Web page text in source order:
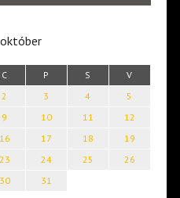
C P S V
2 3 4
5
9 10 11
12
16 17 18
19
23 24 25
26
30 31